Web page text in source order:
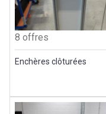
8 offres
Enchères clôturées